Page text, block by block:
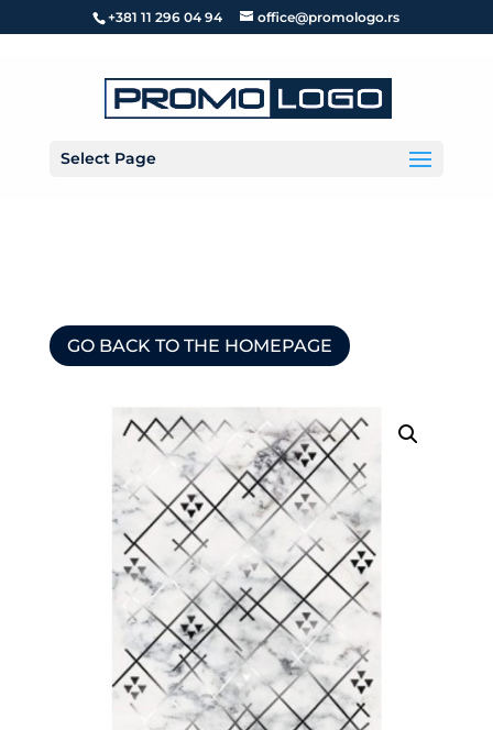
+381 11 296 04 94 office@promologo.rs
Select Page
GO BACK TO THE HOMEPAGE